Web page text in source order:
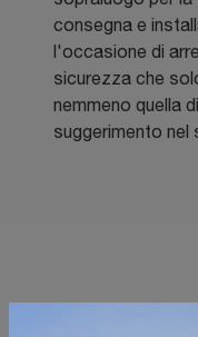
consegna e
l'occasione di
sicurezza che
nemmeno quella
suggerimento